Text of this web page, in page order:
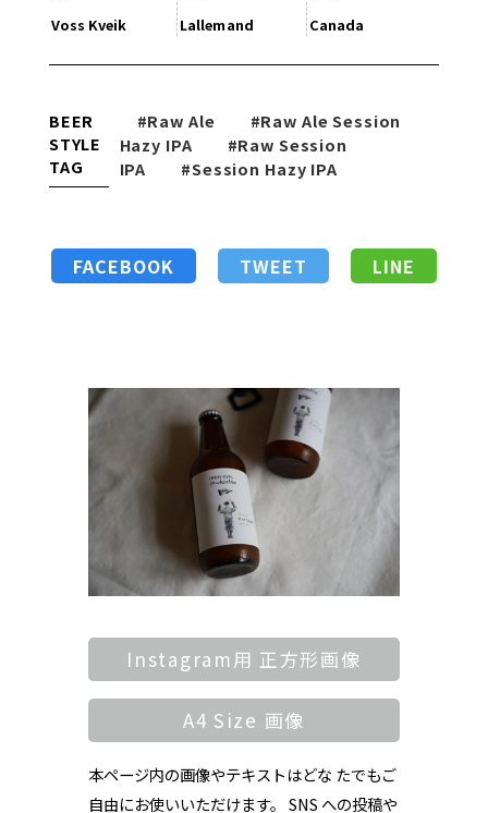
Voss Kveik Lallemand Canada
BEER
STYLE
TAG
#Raw Ale
#Raw Ale Session
Hazy IPA
#Raw Session
IPA
#Session Hazy IPA
FACEBOOK TWEET LINE
Instagram用 正方形画像
A4 Size 画像
本ページ内の画像やテキストはどな たでもご
自由にお使いいただけます。 SNS への投稿や